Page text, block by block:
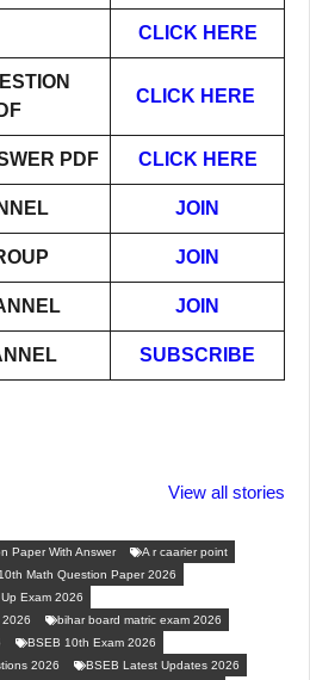
CLICK HERE
CLICK HERE
PDF CLICK HERE
JOIN
JOIN
JOIN
SUBSCRIBE
View all stories
पिने के फायदे
Paper With Answer
A r caarier point
Math Question Paper 2026
Exam 2026
2026
bihar board matric exam 2026
BSEB 10th Exam 2026
2026
BSEB Latest Updates 2026